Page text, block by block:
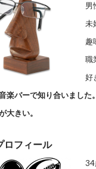
男
未
趣
職
好
楽バーで知り合いまし
大きい。
ロフィール
34